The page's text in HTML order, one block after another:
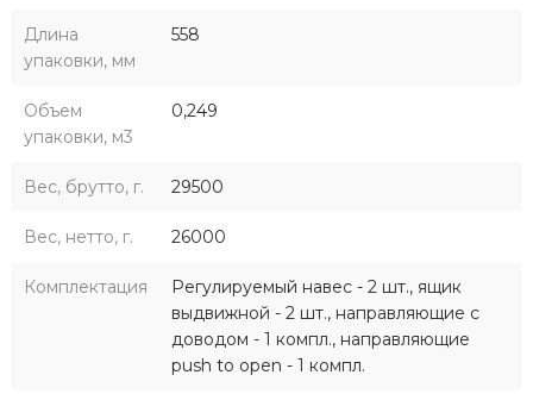
Длина
упаковки, мм
558
Объем
упаковки, м3
0,249
Вес, брутто, г. 29500
Вес, нетто, г. 26000
Комплектация
Регулируемый навес - 2 шт., ящик
выдвижной - 2 шт., направляющие с
доводом - 1 компл., направляющие
push to open - 1 компл.